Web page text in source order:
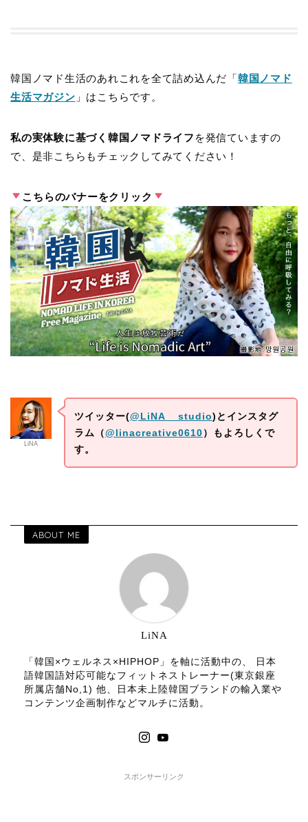
韓国ノマド生活のあれこれを全て詰め込んだ「韓国ノマド
生活マガジン 」はこちらです。
私の実体験に基づく韓国ノマドライフ を発信ていますの
で、是非こちらもチェックしてみてください！
こちらのバナーをクリック
LiNA
ツイッター(@LiNA__studio)とインスタグ
ラム（@linacreative0610）もよろしくで
す。
ABOUT ME
LiNA
「韓国×ウェルネス×HIPHOP」を軸に活動中の、 日本
語韓国語対応可能なフィットネストレーナー(東京銀座
所属店舗No,1) 他、日本未上陸韓国ブランドの輸入業や
コンテンツ企画制作などマルチに活動。
スポンサーリンク